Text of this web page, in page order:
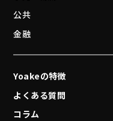
公共
金融
Yoakeの特徴
よくある質問
コラム